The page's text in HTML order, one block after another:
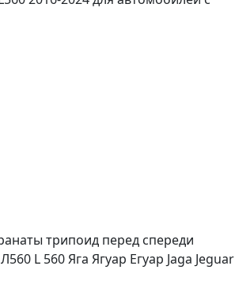
трипоид перед спереди
L 560 Яга Ягуар Егуар Jaga Jeguar